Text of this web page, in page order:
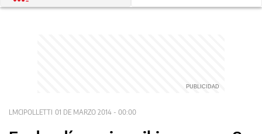
LMCIPOLLETTI 01 DE MARZO 2014 - 00:00